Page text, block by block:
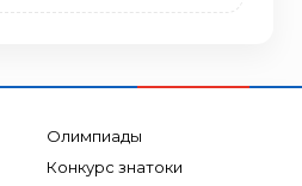
Олимпиады
Конкурс знатоки